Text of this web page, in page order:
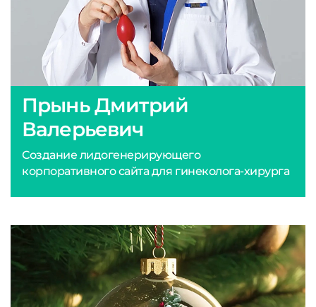
Прынь Дмитрий
Валерьевич
Создание лидогенерирующего
корпоративного сайта для гинеколога-хирурга